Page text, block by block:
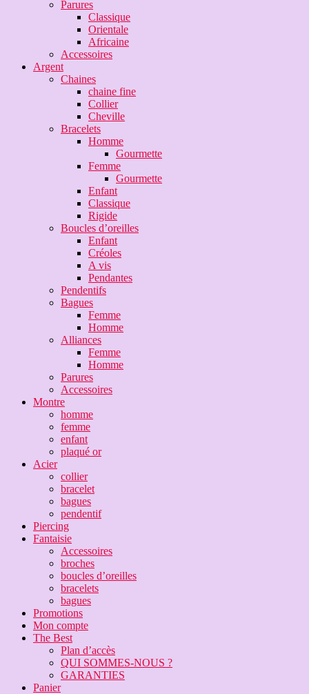
Parures
Classique
Orientale
Africaine
Accessoires
Argent
Chaines
chaine fine
Collier
Cheville
Bracelets
Homme
Gourmette
Femme
Gourmette
Enfant
Classique
Rigide
Boucles d’oreilles
Enfant
Créoles
A vis
Pendantes
Pendentifs
Bagues
Femme
Homme
Alliances
Femme
Homme
Parures
Accessoires
Montre
homme
femme
enfant
plaqué or
Acier
collier
bracelet
bagues
pendentif
Piercing
Fantaisie
Accessoires
broches
boucles d’oreilles
bracelets
bagues
Promotions
Mon compte
The Best
Plan d’accès
QUI SOMMES-NOUS ?
GARANTIES
Panier